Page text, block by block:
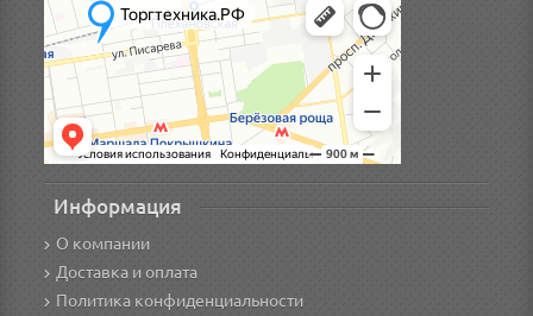
Информация
О компании
Доставка и оплата
Политика конфиденциальности